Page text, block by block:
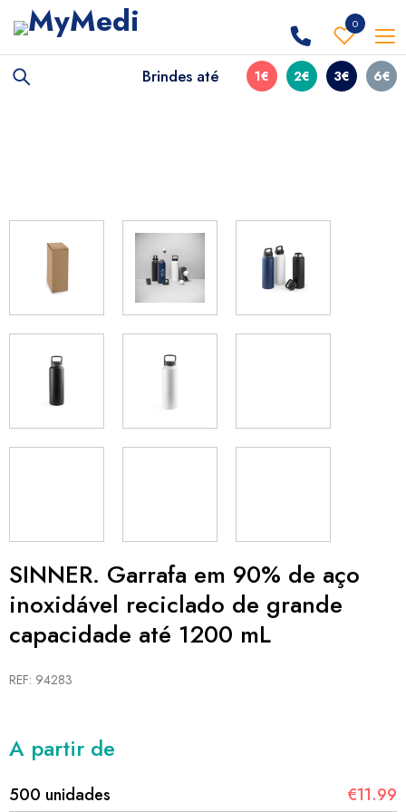
0
Brindes até 1€ 2€ 3€ 6€
SINNER. Garrafa em 90% de aço
inoxidável reciclado de grande
capacidade até 1200 mL
REF: 94283
A partir de
500 unidades €11.99